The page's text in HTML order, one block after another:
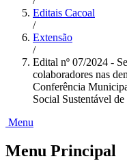
Editais Cacoal
/
Extensão
/
Edital nº 07/2024 -
colaboradores nas
Conferência
Social Sustentável de
Menu
Menu Principal